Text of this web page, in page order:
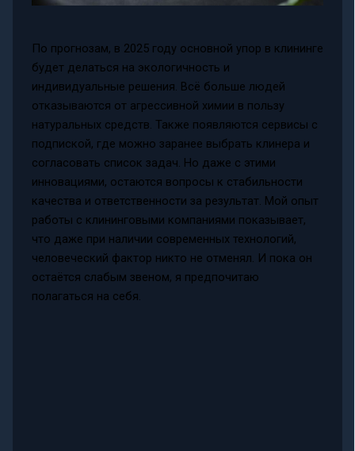
По прогнозам, в 2025 году основной упор в клининге
будет делаться на экологичность и
индивидуальные решения. Всё больше людей
отказываются от агрессивной химии в пользу
натуральных средств. Также появляются сервисы с
подпиской, где можно заранее выбрать клинера и
согласовать список задач. Но даже с этими
инновациями, остаются вопросы к стабильности
качества и ответственности за результат. Мой опыт
работы с клининговыми компаниями показывает,
что даже при наличии современных технологий,
человеческий фактор никто не отменял. И пока он
остаётся слабым звеном, я предпочитаю
полагаться на себя.